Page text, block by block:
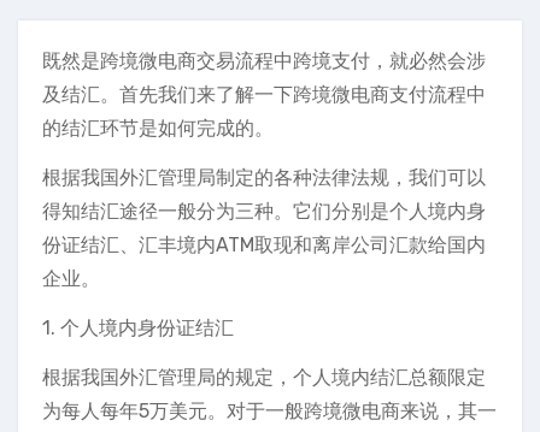
既然是跨境微电商交易流程中跨境支付，就必然会涉
及结汇。首先我们来了解一下跨境微电商支付流程中
的结汇环节是如何完成的。
根据我国外汇管理局制定的各种法律法规，我们可以
得知结汇途径一般分为三种。它们分别是个人境内身
份证结汇、汇丰境内ATM取现和离岸公司汇款给国内
企业。
1. 个人境内身份证结汇
根据我国外汇管理局的规定，个人境内结汇总额限定
为每人每年5万美元。对于一般跨境微电商来说，其一